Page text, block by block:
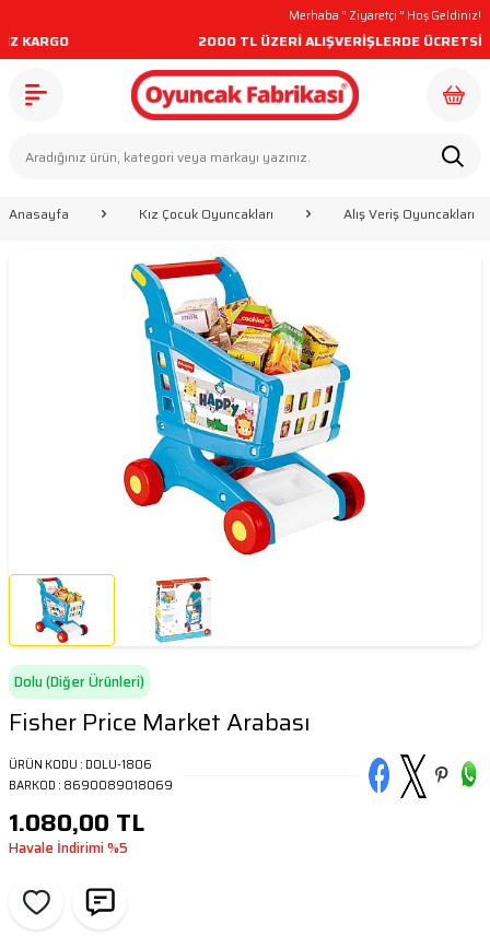
2000 TL ÜZERİ ALIŞVERİŞLERDE ÜCRETSİZ
Merhaba “Ziyaretçi” Hoş Geldiniz!
Anasayfa Kız Çocuk Oyuncakları Alış Veriş Oyuncakları
Dolu (Diğer Ürünleri)
Fisher Price Market Arabası
ÜRÜN KODU : DOLU-1806
BARKOD : 8690089018069
1.080,00 TL
Havale İndirimi%5